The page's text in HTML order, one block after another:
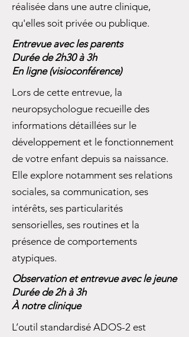
réalisée dans une autre clinique,
qu'elles soit privée ou publique.
Entrevue avec les parents
Durée de 2h30 à 3h
En ligne (visioconférence)
Lors de cette entrevue, la
neuropsychologue recueille des
informations détaillées sur le
développement et le fonctionnement
de votre enfant depuis sa naissance.
Elle explore notamment ses relations
sociales, sa communication, ses
intérêts, ses particularités
sensorielles, ses routines et la
présence de comportements
atypiques.
Observation et entrevue avec le jeune
Durée de 2h à 3h
À notre clinique
L’outil standardisé ADOS-2 est